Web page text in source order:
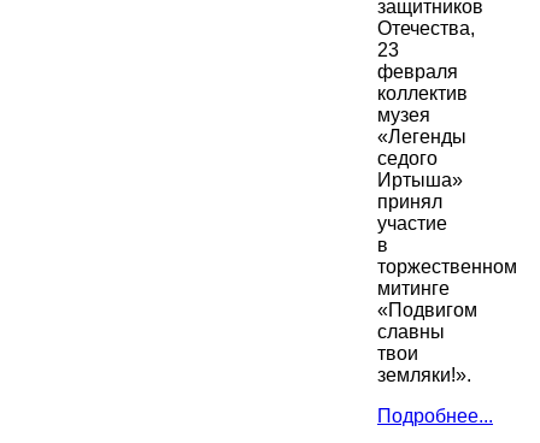
защитников
Отечества,
23
февраля
коллектив
музея
«Легенды
седого
Иртыша»
принял
участие
в
торжественном
митинге
«Подвигом
славны
твои
земляки!».
Подробнее...